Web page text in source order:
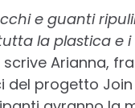
e guanti
la plastica e
scrive Arianna,
del progetto